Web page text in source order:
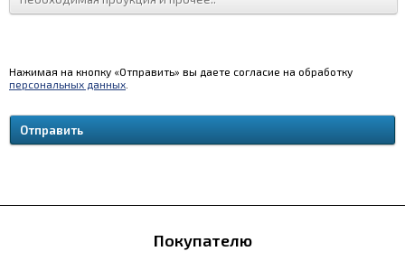
Нажимая на кнопку «Отправить» вы даете согласие на обработку
персональных данных
Покупателю